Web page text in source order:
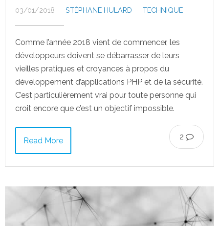
03/01/2018 STÉPHANE HULARD TECHNIQUE
Comme l’année 2018 vient de commencer, les
développeurs doivent se débarrasser de leurs
vieilles pratiques et croyances à propos du
développement d’applications PHP et de la sécurité.
C’est particulièrement vrai pour toute personne qui
croit encore que c’est un objectif impossible.
2
Read More